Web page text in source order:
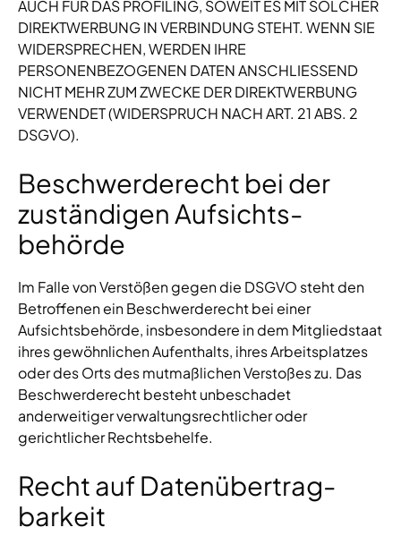
AUCH FÜR DAS PROFILING, SOWEIT ES MIT SOLCHER
DIREKTWERBUNG IN VERBINDUNG STEHT. WENN SIE
WIDERSPRECHEN, WERDEN IHRE
PERSONENBEZOGENEN DATEN ANSCHLIESSEND
NICHT MEHR ZUM ZWECKE DER DIREKTWERBUNG
VERWENDET (WIDERSPRUCH NACH ART. 21 ABS. 2
DSGVO).
Beschwerde­recht bei der
zuständigen Aufsichts­
behörde
Im Falle von Verstößen gegen die DSGVO steht den
Betroffenen ein Beschwerderecht bei einer
Aufsichtsbehörde, insbesondere in dem Mitgliedstaat
ihres gewöhnlichen Aufenthalts, ihres Arbeitsplatzes
oder des Orts des mutmaßlichen Verstoßes zu. Das
Beschwerderecht besteht unbeschadet
anderweitiger verwaltungsrechtlicher oder
gerichtlicher Rechtsbehelfe.
Recht auf Daten­übertrag­
barkeit